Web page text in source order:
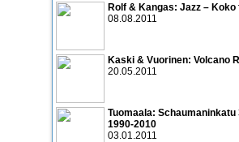
Rolf & Kangas: Jazz – Koko
08.08.2011
Kaski & Vuorinen: Volcano
20.05.2011
Tuomaala:
1990­-2010
03.01.2011